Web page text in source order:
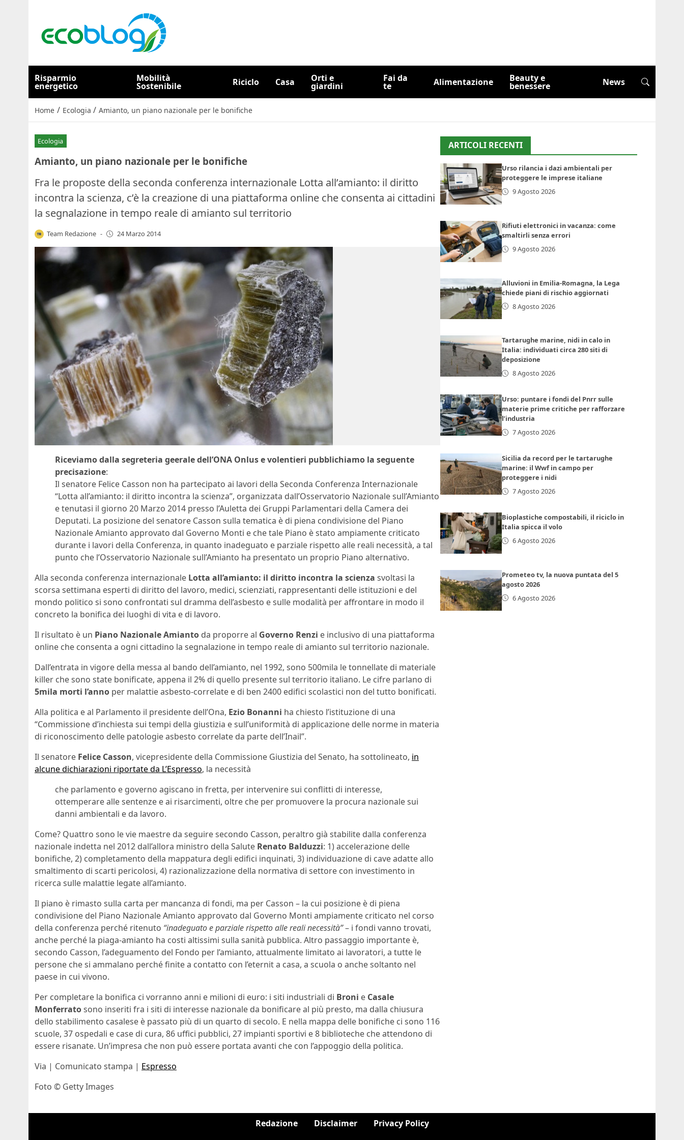
Risparmio
energetico
Mobilità
Sostenibile Riciclo Casa Orti e
giardini
Fai da
te Alimentazione Beauty e
benessere News
Home / Ecologia / Amianto, un piano nazionale per le bonifiche
Ecologia
Amianto, un piano nazionale per le bonifiche
Fra le proposte della seconda conferenza internazionale Lotta all’amianto: il diritto
incontra la scienza, c’è la creazione di una piattaforma online che consenta ai cittadini
la segnalazione in tempo reale di amianto sul territorio
Team Redazione - 24 Marzo 2014
Riceviamo dalla segreteria geerale dell’ONA Onlus e volentieri pubblichiamo la seguente
precisazione:
Il senatore Felice Casson non ha partecipato ai lavori della Seconda Conferenza Internazionale
“Lotta all’amianto: il diritto incontra la scienza”, organizzata dall’Osservatorio Nazionale sull’Amianto
e tenutasi il giorno 20 Marzo 2014 presso l’Auletta dei Gruppi Parlamentari della Camera dei
Deputati. La posizione del senatore Casson sulla tematica è di piena condivisione del Piano
Nazionale Amianto approvato dal Governo Monti e che tale Piano è stato ampiamente criticato
durante i lavori della Conferenza, in quanto inadeguato e parziale rispetto alle reali necessità, a tal
punto che l’Osservatorio Nazionale sull’Amianto ha presentato un proprio Piano alternativo.
Alla seconda conferenza internazionale Lotta all’amianto: il diritto incontra la scienza svoltasi la
scorsa settimana esperti di diritto del lavoro, medici, scienziati, rappresentanti delle istituzioni e del
mondo politico si sono confrontati sul dramma dell’asbesto e sulle modalità per affrontare in modo il
concreto la bonifica dei luoghi di vita e di lavoro.
Il risultato è un Piano Nazionale Amianto da proporre al Governo Renzi e inclusivo di una piattaforma
online che consenta a ogni cittadino la segnalazione in tempo reale di amianto sul territorio nazionale.
Dall’entrata in vigore della messa al bando dell’amianto, nel 1992, sono 500mila le tonnellate di materiale
killer che sono state bonificate, appena il 2% di quello presente sul territorio italiano. Le cifre parlano di
5mila morti l’anno per malattie asbesto-correlate e di ben 2400 edifici scolastici non del tutto bonificati.
Alla politica e al Parlamento il presidente dell’Ona, Ezio Bonanni ha chiesto l’istituzione di una
“Commissione d’inchiesta sui tempi della giustizia e sull’uniformità di applicazione delle norme in materia
di riconoscimento delle patologie asbesto correlate da parte dell’Inail”.
Il senatore Felice Casson, vicepresidente della Commissione Giustizia del Senato, ha sottolineato, in
alcune dichiarazioni riportate da L’Espresso, la necessità
che parlamento e governo agiscano in fretta, per intervenire sui conflitti di interesse,
ottemperare alle sentenze e ai risarcimenti, oltre che per promuovere la procura nazionale sui
danni ambientali e da lavoro.
Come? Quattro sono le vie maestre da seguire secondo Casson, peraltro già stabilite dalla conferenza
nazionale indetta nel 2012 dall’allora ministro della Salute Renato Balduzzi: 1) accelerazione delle
bonifiche, 2) completamento della mappatura degli edifici inquinati, 3) individuazione di cave adatte allo
smaltimento di scarti pericolosi, 4) razionalizzazione della normativa di settore con investimento in
ricerca sulle malattie legate all’amianto.
Il piano è rimasto sulla carta per mancanza di fondi, ma per Casson – la cui posizione è di piena
condivisione del Piano Nazionale Amianto approvato dal Governo Monti ampiamente criticato nel corso
della conferenza perché ritenuto “inadeguato e parziale rispetto alle reali necessità”– i fondi vanno trovati,
anche perché la piaga-amianto ha costi altissimi sulla sanità pubblica. Altro passaggio importante è,
secondo Casson, l’adeguamento del Fondo per l’amianto, attualmente limitato ai lavoratori, a tutte le
persone che si ammalano perché finite a contatto con l’eternit a casa, a scuola o anche soltanto nel
paese in cui vivono.
Per completare la bonifica ci vorranno anni e milioni di euro: i siti industriali di Broni e Casale
Monferratosono inseriti fra i siti di interesse nazionale da bonificare al più presto, ma dalla chiusura
dello stabilimento casalese è passato più di un quarto di secolo. E nella mappa delle bonifiche ci sono 116
scuole, 37 ospedali e case di cura, 86 uffici pubblici, 27 impianti sportivi e 8 biblioteche che attendono di
essere risanate. Un’impresa che non può essere portata avanti che con l’appoggio della politica.
Via | Comunicato stampa | Espresso
Foto © Getty Images
ARTICOLI RECENTI
Urso rilancia i dazi ambientali per
proteggere le imprese italiane
9 Agosto 2026
Rifiuti elettronici in vacanza: come
smaltirli senza errori
9 Agosto 2026
Alluvioni in Emilia-Romagna, la Lega
chiede piani di rischio aggiornati
8 Agosto 2026
Tartarughe marine, nidi in calo in
Italia: individuati circa 280 siti di
deposizione
8 Agosto 2026
Urso: puntare i fondi del Pnrr sulle
materie prime critiche per rafforzare
l’industria
7 Agosto 2026
Sicilia da record per le tartarughe
marine: il Wwf in campo per
proteggere i nidi
7 Agosto 2026
Bioplastiche compostabili, il riciclo in
Italia spicca il volo
6 Agosto 2026
Prometeo tv, la nuova puntata del 5
agosto 2026
6 Agosto 2026
Redazione Disclaimer Privacy Policy